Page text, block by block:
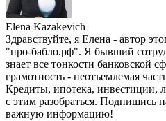
Elena Kazakevich
Здравствуйте, я Елена - автор
"про-бабло.рф". Я бывший
знает все тонкости банковской
грамотность - неотъемлемая
Кредиты, ипотека,
с этим разобраться. Подпишись
важную информацию!